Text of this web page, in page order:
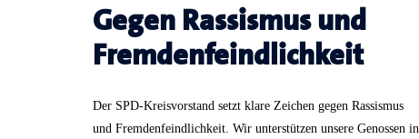
Gegen Rassismus und
Fremdenfeindlichkeit
Der SPD-Kreisvorstand setzt klare Zeichen gegen Rassismus
und Fremdenfeindlichkeit. Wir unterstützen unsere Genossen in